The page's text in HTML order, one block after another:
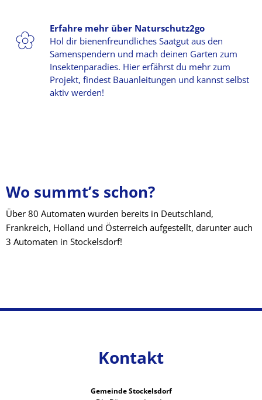
Erfahre mehr über Naturschutz2go
Hol dir bienenfreundliches Saatgut aus den
Samenspendern und mach deinen Garten zum
Insektenparadies. Hier erfährst du mehr zum
Projekt, findest Bauanleitungen und kannst selbst
aktiv werden!
Wo summt’s schon?
Über 80 Automaten wurden bereits in Deutschland,
Frankreich, Holland und Österreich aufgestellt, darunter auch
3 Automaten in Stockelsdorf!
Kontakt
Gemeinde Stockelsdorf